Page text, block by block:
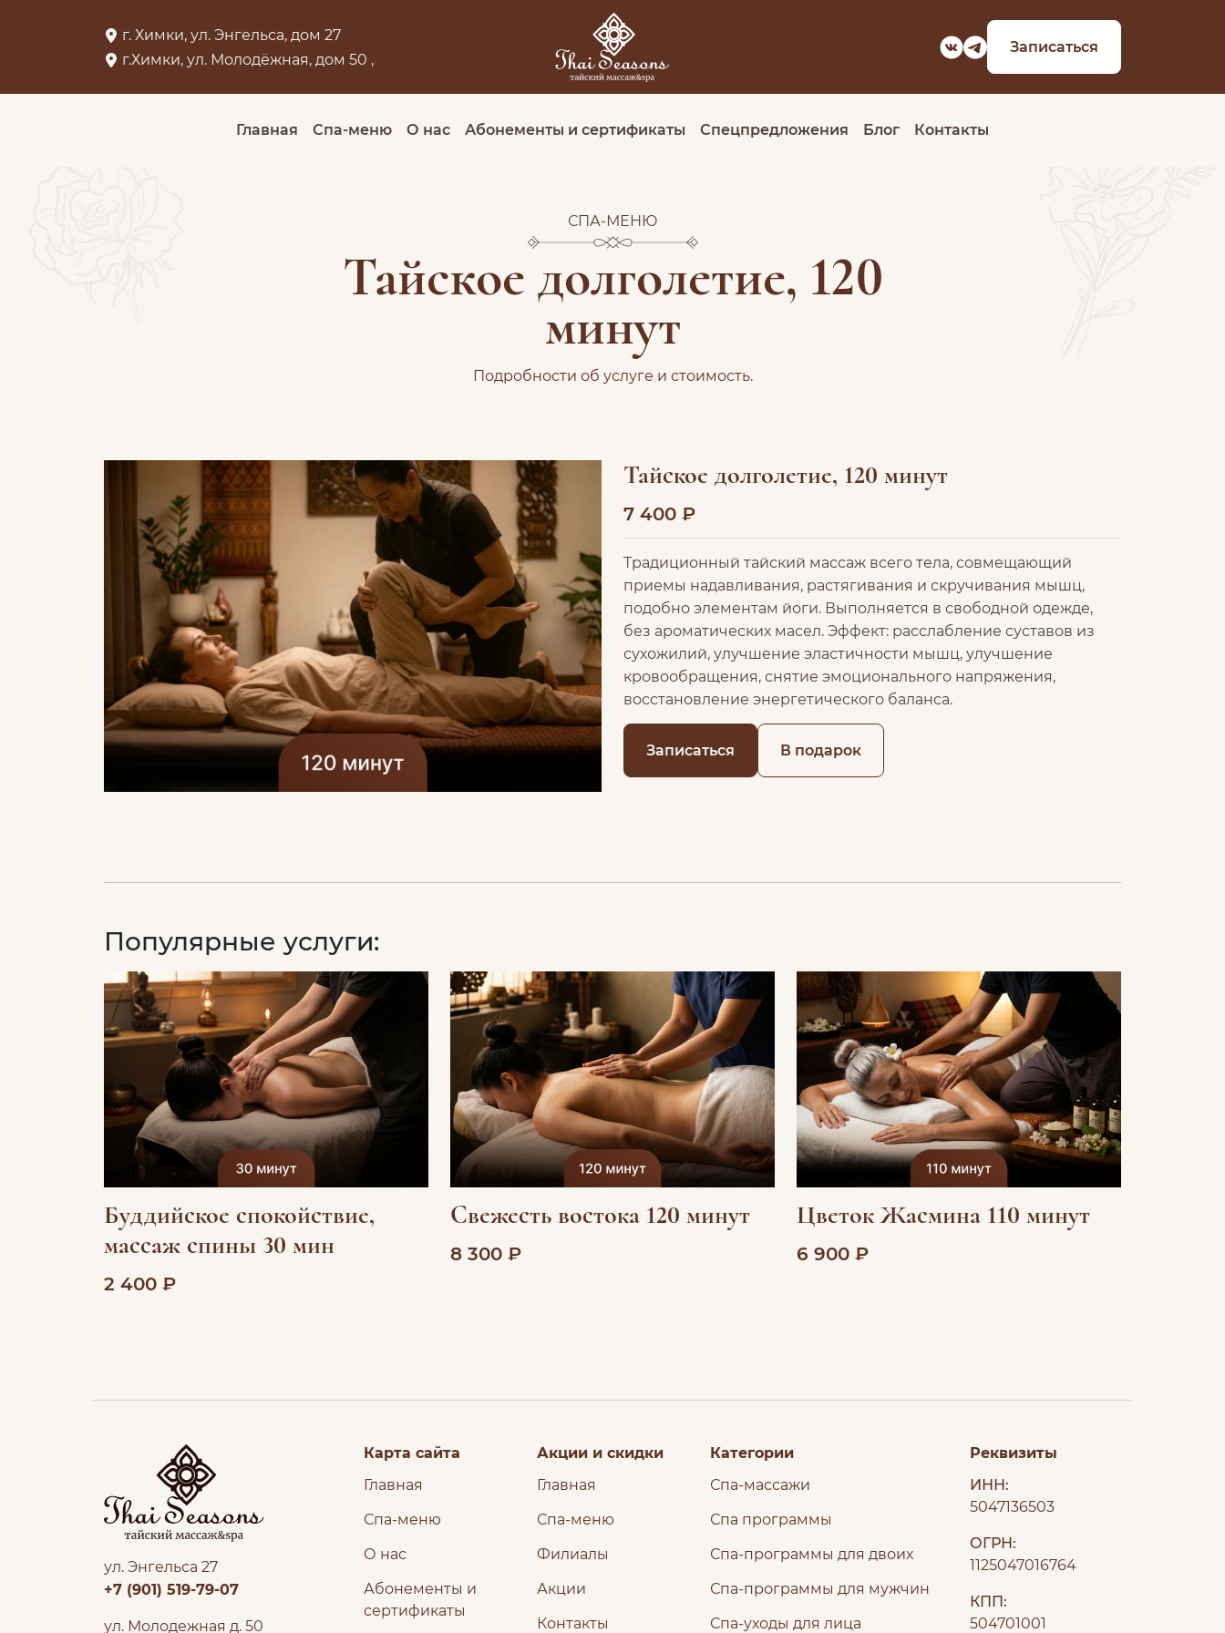
г. Химки, ул. Энгельса, дом 27
г.Химки, ул. Молодёжная, дом 50 ,
Записаться
Главная Спа-меню О нас Абонементы и сертификаты Спецпредложения Блог Контакты
СПА-МЕНЮ
Тайское долголетие, 120
минут
Подробности об услуге и стоимость.
Тайское долголетие, 120 минут
7 400 ₽
Традиционный тайский массаж всего тела, совмещающий
приемы надавливания, растягивания и скручивания мышц,
подобно элементам йоги. Выполняется в свободной одежде,
без ароматических масел. Эффект: расслабление суставов из
сухожилий, улучшение эластичности мышц, улучшение
кровообращения, снятие эмоционального напряжения,
восстановление энергетического баланса.
Записаться В подарок
Популярные услуги:
Буддийское спокойствие,
массаж спины 30 мин
2 400 ₽
Свежесть востока 120 минут
8 300 ₽
Цветок Жасмина 110 минут
6 900 ₽
ул. Энгельса 27
+7 (901) 519-79-07
ул. Молодежная д. 50
Карта сайта
Главная
Спа-меню
О нас
Абонементы и
сертификаты
Акции и скидки
Главная
Спа-меню
Филиалы
Акции
Контакты
Категории
Спа-массажи
Спа программы
Спа-программы для двоих
Спа-программы для мужчин
Спа-уходы для лица
Реквизиты
ИНН:
5047136503
ОГРН:
1125047016764
КПП:
504701001